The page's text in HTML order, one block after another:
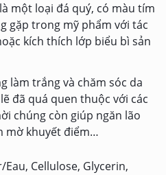
một loại đá quý, có màu tím
gặp trong mỹ phẩm với tác
kích thích lớp biểu bì sản
làm trắng và chăm sóc da
đã quá quen thuộc với các
chúng còn giúp ngăn lão
mờ khuyết điểm…
Cellulose, Glycerin,